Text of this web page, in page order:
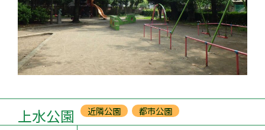
上水公園 近隣公園 都市公園